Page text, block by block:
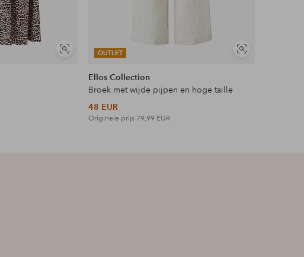
SoortgelijkeOUTLET
Soortgelijke
Ellos Collection
Broek met wijde pijpen en hoge taille
48 EUR
Originele prijs 79,99 EUR